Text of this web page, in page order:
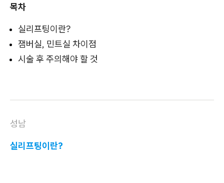
목차
실리프팅이란?
잼버실, 민트실 차이점
시술 후 주의해야 할 것
성남
실리프팅이란?